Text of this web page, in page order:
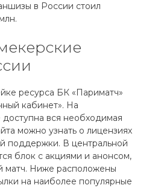
в России стоил
ресурса БК «Париматч»
кабинет». На
вся необходимая
можно узнать о лицензиях
поддержки. В центральной
блок с акциями и анонсом,
матч. Ниже расположены
на наиболее популярные